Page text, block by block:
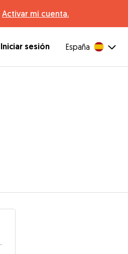
Activar mi cuenta.
Iniciar sesión España